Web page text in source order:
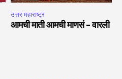
उत्तर महाराष्ट्र
आमची माती आमची माणसं – वारली